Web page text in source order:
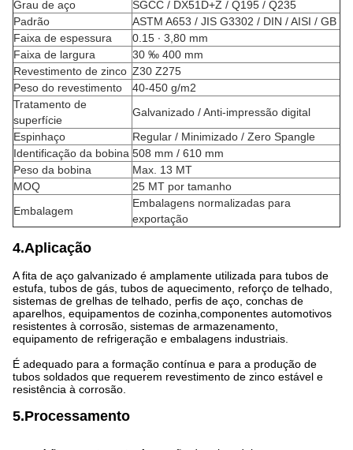
Grau de aço
SGCC / DX51D+Z / Q195 / Q235
Padrão
ASTM A653 / JIS G3302 / DIN / AISI / GB
Faixa de espessura
0.15 ∙ 3,80 mm
Faixa de largura
30 ‰ 400 mm
Revestimento de zinco Z30 Z275
Peso do revestimento
40-450 g/m2
Tratamento de
superfície
Galvanizado / Anti-impressão digital
Espinhaço
Regular / Minimizado / Zero Spangle
Identificação da bobina 508 mm / 610 mm
Peso da bobina
Max. 13 MT
MOQ
25 MT por tamanho
Embalagem
Embalagens normalizadas para
exportação
4.Aplicação
A fita de aço galvanizado é amplamente utilizada para tubos de
estufa, tubos de gás, tubos de aquecimento, reforço de telhado,
sistemas de grelhas de telhado, perfis de aço, conchas de
aparelhos, equipamentos de cozinha,componentes automotivos
resistentes à corrosão, sistemas de armazenamento,
equipamento de refrigeração e embalagens industriais.
É adequado para a formação contínua e para a produção de
tubos soldados que requerem revestimento de zinco estável e
resistência à corrosão.
5.Processamento